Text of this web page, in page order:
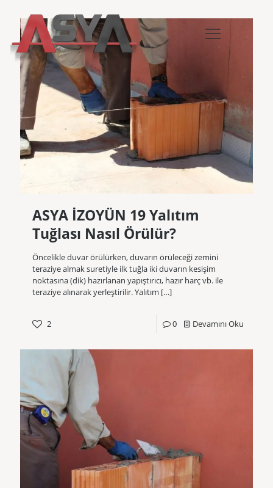
ASYA İZOYÜN 19 Yalıtım
Tuğlası Nasıl Örülür?
Öncelikle duvar örülürken, duvarın örüleceği zemini
teraziye almak suretiyle ilk tuğla iki duvarın kesişim
noktasına (dik) hazırlanan yapıştırıcı, hazır harç vb. ile
teraziye alınarak yerleştirilir. Yalıtım […]
2 0 Devamını Oku